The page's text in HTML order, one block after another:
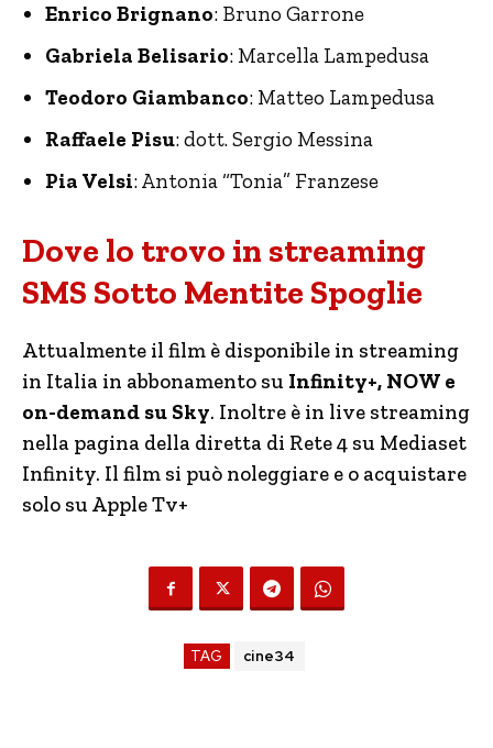
Enrico Brignano: Bruno Garrone
Gabriela Belisario: Marcella Lampedusa
Teodoro Giambanco: Matteo Lampedusa
Raffaele Pisu: dott. Sergio Messina
Pia Velsi: Antonia “Tonia” Franzese
Dove lo trovo in streaming
SMS Sotto Mentite Spoglie
Attualmente il film è disponibile in streaming
in Italia in abbonamento su Infinity+, NOW e
on-demand su Sky. Inoltre è in live streaming
nella pagina della diretta di Rete 4 su Mediaset
Infinity. Il film si può noleggiare e o acquistare
solo su Apple Tv+
TAG cine34